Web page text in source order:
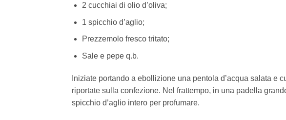
2 cucchiai di olio d’oliva;
1 spicchio d’aglio;
Prezzemolo fresco tritato;
Sale e pepe q.b.
Iniziate portando a ebollizione una pentola d’acqua salata e
riportate sulla confezione. Nel frattempo, in una padella
spicchio d’aglio intero per profumare.